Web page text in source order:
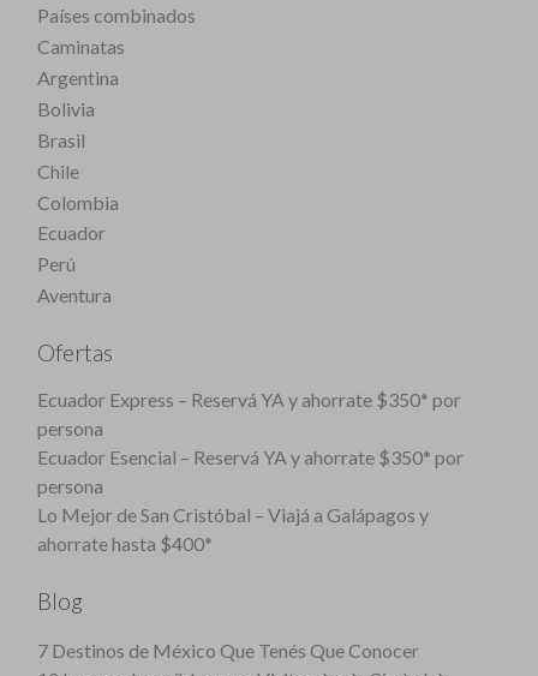
Países combinados
Caminatas
Argentina
Bolivia
Brasil
Chile
Colombia
Ecuador
Perú
Aventura
Ofertas
Ecuador Express – Reservá YA y ahorrate $350* por
persona
Ecuador Esencial – Reservá YA y ahorrate $350* por
persona
Lo Mejor de San Cristóbal – Viajá a Galápagos y
ahorrate hasta $400*
Blog
7 Destinos de México Que Tenés Que Conocer